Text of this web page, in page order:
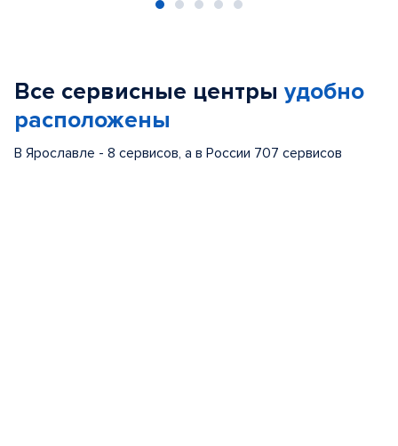
Все сервисные центры удобно
расположены
В Ярославле - 8 сервисов, а в России 707 сервисов